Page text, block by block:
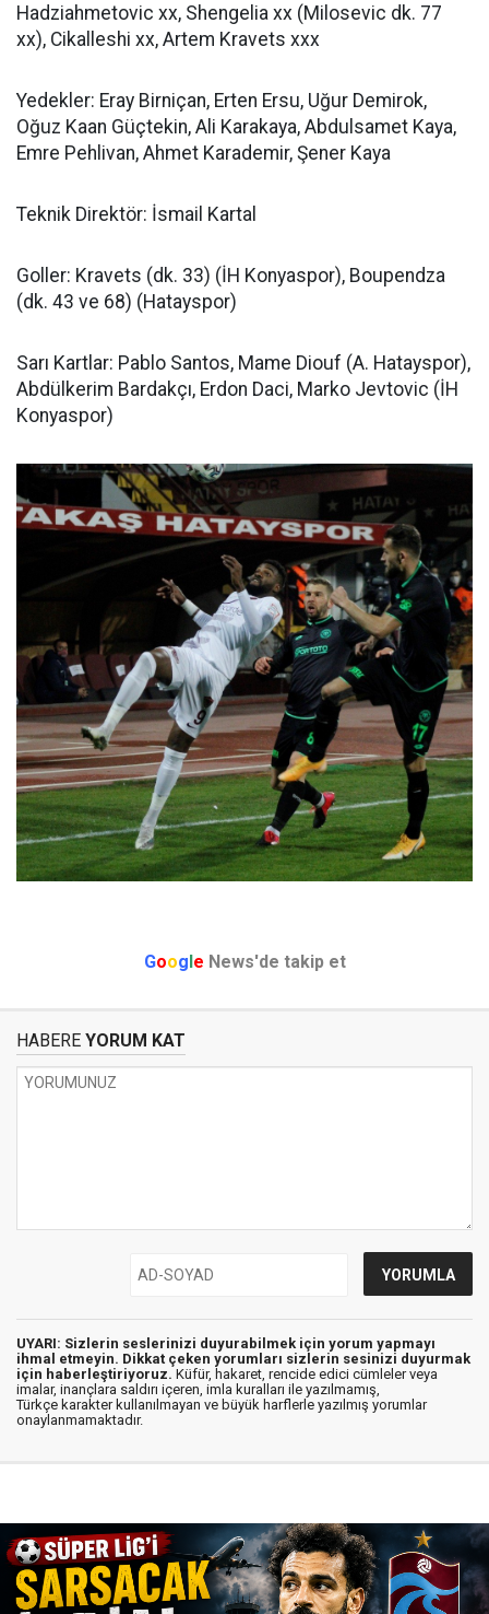
Hadziahmetovic xx, Shengelia xx (Milosevic dk. 77
xx), Cikalleshi xx, Artem Kravets xxx
Yedekler: Eray Birniçan, Erten Ersu, Uğur Demirok,
Oğuz Kaan Güçtekin, Ali Karakaya, Abdulsamet Kaya,
Emre Pehlivan, Ahmet Karademir, Şener Kaya
Teknik Direktör: İsmail Kartal
Goller: Kravets (dk. 33) (İH Konyaspor), Boupendza
(dk. 43 ve 68) (Hatayspor)
Sarı Kartlar: Pablo Santos, Mame Diouf (A. Hatayspor),
Abdülkerim Bardakçı, Erdon Daci, Marko Jevtovic (İH
Konyaspor)
Google News'de takip et
HABERE YORUM KAT
UYARI: Sizlerin seslerinizi duyurabilmek için yorum yapmayı
ihmal etmeyin. Dikkat çeken yorumları sizlerin sesinizi duyurmak
için haberleştiriyoruz. Küfür, hakaret, rencide edici cümleler veya
imalar, inançlara saldırı içeren, imla kuralları ile yazılmamış,
Türkçe karakter kullanılmayan ve büyük harflerle yazılmış yorumlar
onaylanmamaktadır.